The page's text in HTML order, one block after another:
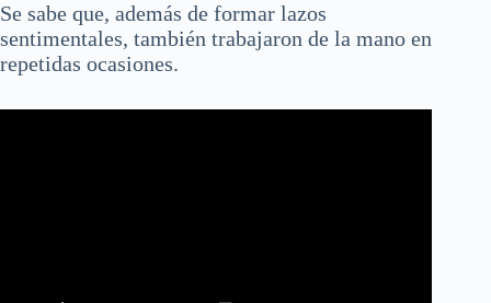
Se sabe que, además de formar lazos
sentimentales, también trabajaron de la mano en
repetidas ocasiones.